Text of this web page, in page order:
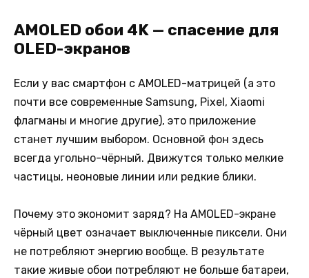
AMOLED обои 4K — спасение для
OLED-экранов
Если у вас смартфон с AMOLED-матрицей (а это
почти все современные Samsung, Pixel, Xiaomi
флагманы и многие другие), это приложение
станет лучшим выбором. Основной фон здесь
всегда угольно-чёрный. Движутся только мелкие
частицы, неоновые линии или редкие блики.
Почему это экономит заряд? На AMOLED-экране
чёрный цвет означает выключенные пиксели. Они
не потребляют энергию вообще. В результате
такие живые обои потребляют не больше батареи,